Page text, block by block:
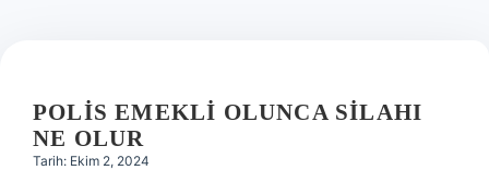
POLIS EMEKLI OLUNCA SILAHI
NE OLUR
Tarih: Ekim 2, 2024